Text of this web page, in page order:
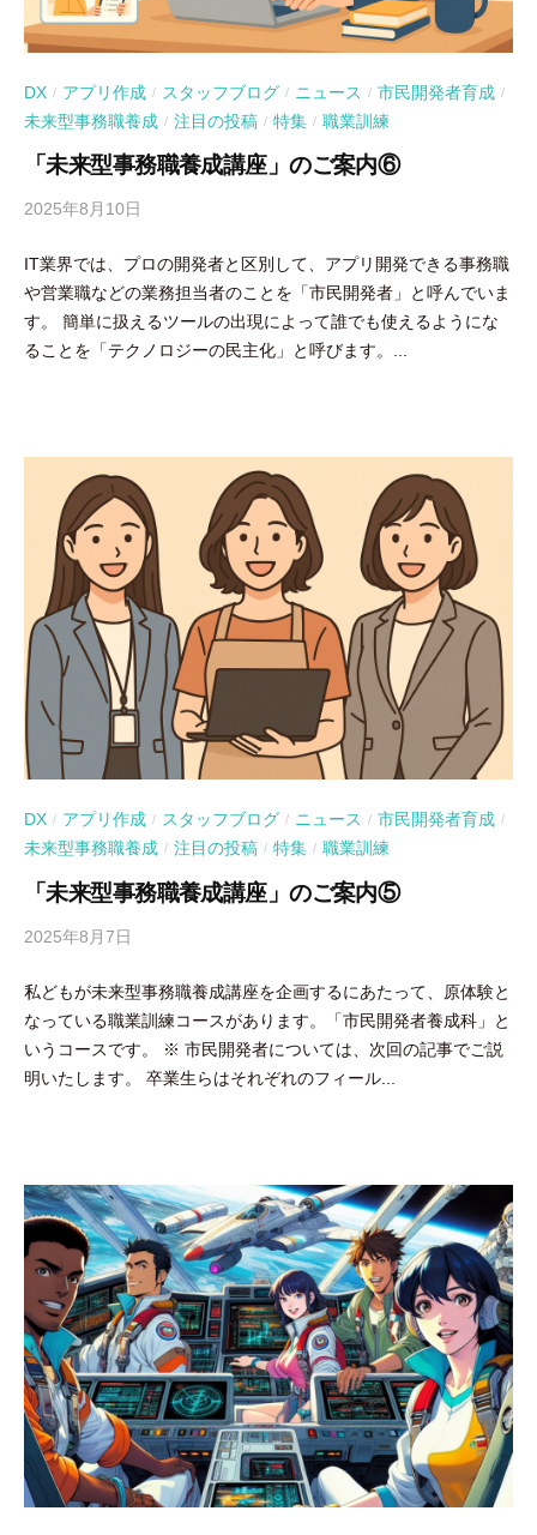
DX / アプリ作成 / スタッフブログ / ニュース / 市民開発者育成 /
未来型事務職養成 / 注目の投稿 / 特集 / 職業訓練
「未来型事務職養成講座」のご案内⑥
2025年8月10日
吉
田
豪
IT業界では、プロの開発者と区別して、アプリ開発できる事務職
や営業職などの業務担当者のことを「市民開発者」と呼んでいま
す。 簡単に扱えるツールの出現によって誰でも使えるようにな
ることを「テクノロジーの民主化」と呼びます。...
DX / アプリ作成 / スタッフブログ / ニュース / 市民開発者育成 /
未来型事務職養成 / 注目の投稿 / 特集 / 職業訓練
「未来型事務職養成講座」のご案内⑤
2025年8月7日
吉
田
豪
私どもが未来型事務職養成講座を企画するにあたって、原体験と
なっている職業訓練コースがあります。「市民開発者養成科」と
いうコースです。 ※ 市民開発者については、次回の記事でご説
明いたします。 卒業生らはそれぞれのフィール...